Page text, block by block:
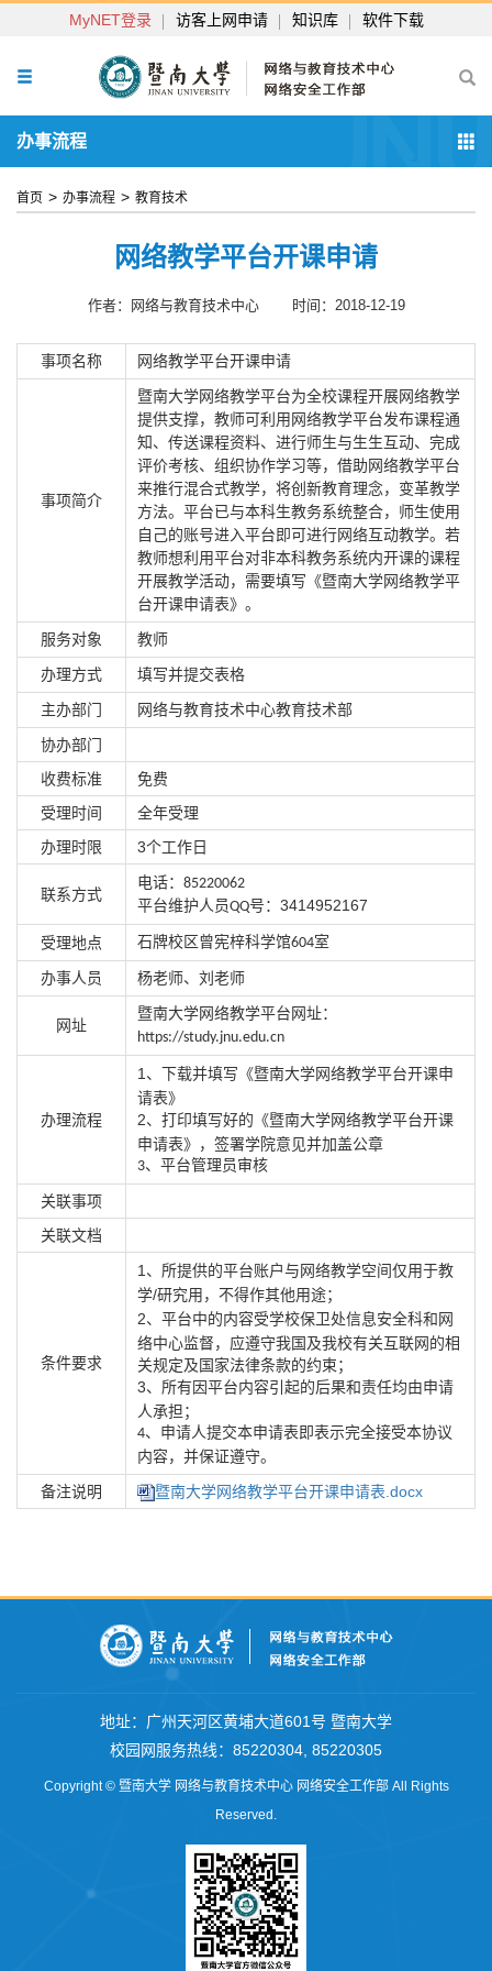
MyNET登录 访客上网申请 知识库 软件下载
办事流程
首页 > 办事流程 > 教育技术
网络教学平台开课申请
作者：网络与教育技术中心 时间：2018-12-19
事项名称 网络教学平台开课申请
事项简介
暨南大学网络教学平台为全校课程开展网络教学
提供支撑，教师可利用网络教学平台发布课程通
知、传送课程资料、进行师生与生生互动、完成
评价考核、组织协作学习等，借助网络教学平台
来推行混合式教学，将创新教育理念，变革教学
方法。平台已与本科生教务系统整合，师生使用
自己的账号进入平台即可进行网络互动教学。若
教师想利用平台对非本科教务系统内开课的课程
开展教学活动，需要填写《暨南大学网络教学平
台开课申请表》。
服务对象 教师
办理方式 填写并提交表格
主办部门 网络与教育技术中心教育技术部
协办部门
收费标准
免费
受理时间
全年受理
办理时限
3个工作日
联系方式
电话： 85220062
平台维护人员QQ号： 3414952167
受理地点 石牌校区曾宪梓科学馆604室
办事人员 杨老师、刘老师
网址
暨南大学网络教学平台网址：
https://study.jnu.edu.cn
办理流程
1 、下载并填写《暨南大学网络教学平台开课申
请表》
2、打印填写好的《暨南大学网络教学平台开课
申请表》，签署学院意见并加盖公章
3、平台管理员审核
关联事项
关联文档
条件要求
1 、所提供的平台账户与网络教学空间仅用于教
学/研究用，不得作其他用途；
2、平台中的内容受学校保卫处信息安全科和网
络中心监督，应遵守我国及我校有关互联网的相
关规定及国家法律条款的约束；
3、所有因平台内容引起的后果和责任均由申请
人承担；
4、申请人提交本申请表即表示完全接受本协议
内容，并保证遵守。
备注说明 暨南大学网络教学平台开课申请表.docx
地址：广州天河区黄埔大道601号 暨南大学
校园网服务热线： 85220304 85220305
Copyright © 暨南大学 网络与教育技术中心 网络安全工作部 All Rights
Reserved.